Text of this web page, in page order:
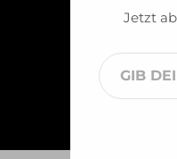
Jetzt
Gib
deine